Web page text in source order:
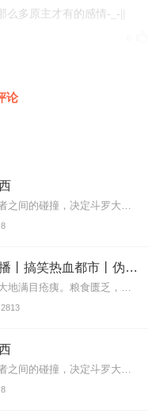
多原主才有的感情-_-||
么都很好，只有女主，我觉
听
到位
论
魂师，唐门暗器，忍者三者之间的碰撞，决定斗罗大陆的未来旗木卡卡西，以火影之名，否认原著的一切，海神唐三，昊天斗罗，毒斗罗，温柔贤惠的唐三母亲阿银这些原著光辉的人...
8
第九特区丨头陀渊演播丨搞笑热血都市丨伪戒丨VIP免费多人有声剧
【内容简介】灾变过后，大地满目疮痍。粮食匮乏，资源紧俏，局势混乱……一位从待规划区杀出来的青年，背对着漫天黄沙，孤身来到九区谋生，却不曾想偶然结识三五好友，一念...
2813
魂师，唐门暗器，忍者三者之间的碰撞，决定斗罗大陆的未来旗木卡卡西，以火影之名，否认原著的一切，海神唐三，昊天斗罗，毒斗罗，温柔贤惠的唐三母亲阿银这些原著光辉的人...
8